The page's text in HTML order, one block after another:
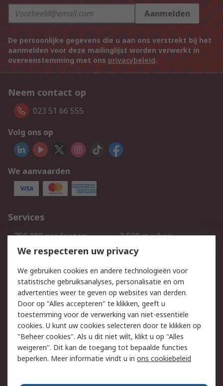
Aanmelden
De persoonlijke gegevens die u aan ons verstrekt bij het
aanmelden voor deze mailinglijst worden verwerkt in
overeenstemming met ons privacybeleid.
Neem contact op
023 51 66 555
Volg ons op
We aanvaarden
Services
750.000 producten
2.500 merken
Bestellen
Inkoopoplossingen
Track & Trace
Wettelijk
Cookiebeleid
Email veiligheid
Privacybeleid
Websitevoorwaarden
Algemene
verkoopvoorwaarden
We respecteren uw privacy
We gebruiken cookies en andere technologieën voor
statistische gebruiksanalyses, personalisatie en om
advertenties weer te geven op websites van derden.
Door op "Alles accepteren" te klikken, geeft u
toestemming voor de verwerking van niet-essentiële
cookies. U kunt uw cookies selecteren door te klikken op
"Beheer cookies". Als u dit niet wilt, klikt u op "Alles
weigeren". Dit kan de toegang tot bepaalde functies
beperken. Meer informatie vindt u in ons cookiebeleid